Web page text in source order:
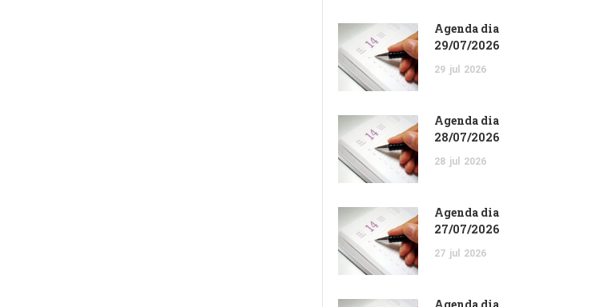
Agenda dia
29/07/2026
29 jul 2026
Agenda dia
28/07/2026
28 jul 2026
Agenda dia
27/07/2026
27 jul 2026